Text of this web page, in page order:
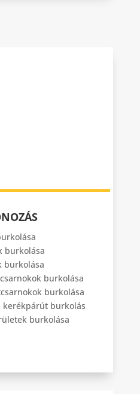
burkolása
burkolása
burkolása
burkolása
burkolás
burkolása